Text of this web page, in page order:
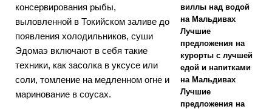
ТУРИЗМА
[27 апреля
2026 г.] Отель
Centara Grand
консервирования рыбы,
выловленной в Токийском заливе до
появления холодильников, суши
Эдомаэ включают в себя такие
техники, как засолка в уксусе или
соли, томление на медленном огне и
маринование в соусах.
виллы над водой
на Мальдивах
Лучшие
предложения на
курорты с лучшей
едой и напитками
на Мальдивах
Лучшие
предложения на